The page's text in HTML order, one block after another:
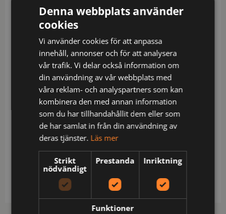
Beskrivning
stretch över sätet för ökad komfort. Bred hälla
baktill för att undvika tryck vid ryggslut. Materialet
är smuts- och oljeavvisande. Djupa sidﬁckor.
Säkerhetsﬁcka som försluts med dragkedja i
sidfickan på höger sida. Benﬁckor, på vänster sida
ficka med övervidd och lock som försluts med
kardborre, invändig telefonficka. På höger sida
plats för pennor, papper och verktyg. D-ring
framtill. Förstärkningar i Cordura® över lår, på
bak på byxa för ökad slitstyrka. Byxan är anpassad
för långa arbetsdagar i sittande arbetsställning.
Denna webbplats använder
cookies
Vi använder cookies för att anpassa
innehåll, annonser och för att analysera
vår trafik. Vi delar också information om
din användning av vår webbplats med
våra reklam- och analyspartners som kan
kombinera den med annan information
som du har tillhandahållit dem eller som
de har samlat in från din användning av
deras tjänster. Läs mer
Strikt
nödvändigt
Prestanda Inriktning
Funktioner